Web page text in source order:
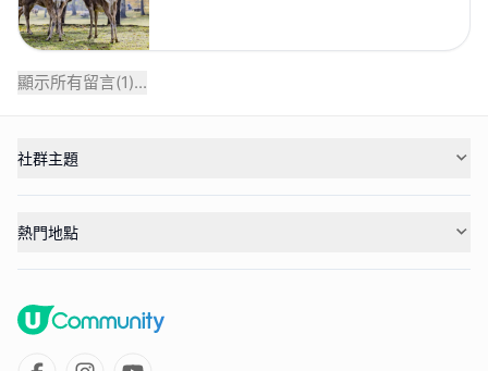
顯示所有留言(1)...
社群主題
熱門地點